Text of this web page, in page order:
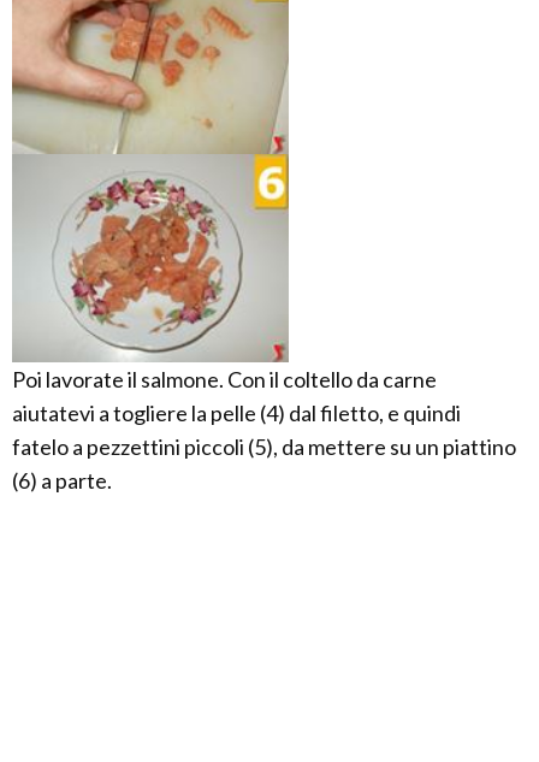
Poi lavorate il salmone. Con il coltello da carne
aiutatevi a togliere la pelle (4) dal filetto, e quindi
fatelo a pezzettini piccoli (5), da mettere su un piattino
(6) a parte.